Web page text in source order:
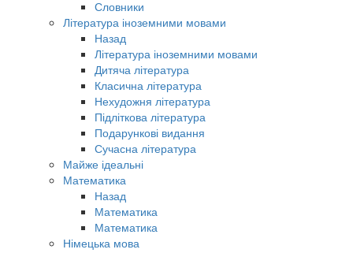
Словники
Література іноземними мовами
Назад
Література іноземними мовами
Дитяча література
Класична література
Нехудожня література
Підліткова література
Подарункові видання
Сучасна література
Майже ідеальні
Математика
Назад
Математика
Математика
Німецька мова